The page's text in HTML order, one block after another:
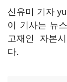
신유미 기자
이 기사는 뉴
고재인 자본
다.